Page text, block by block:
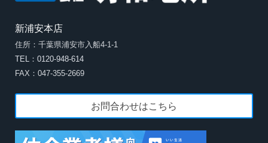
新浦安本店
住所：千葉県浦安市入船4-1-1
TEL：0120-948-614
FAX：047-355-2669
お問合わせはこちら